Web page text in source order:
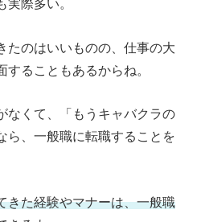
際多い。
たのはいいものの、仕事の大
ることもあるからね。
なくて、「もうキャバクラの
ら、一般職に転職することを
きた経験やマナーは、一般職